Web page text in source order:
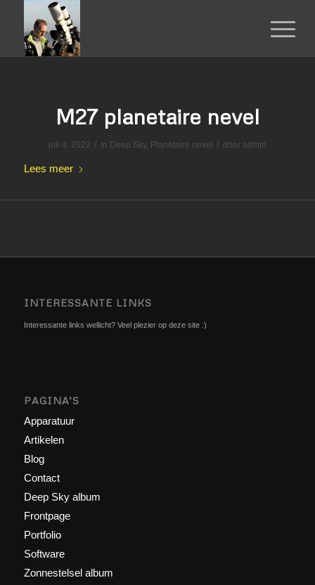
M27 planetaire nevel
juli 4, 2022 / in Deep Sky, Planetaire nevel / door admin
Lees meer
INTERESSANTE LINKS
Interessante links wellicht? Veel plezier op deze site :)
PAGINA’S
Apparatuur
Artikelen
Blog
Contact
Deep Sky album
Frontpage
Portfolio
Software
Zonnestelsel album